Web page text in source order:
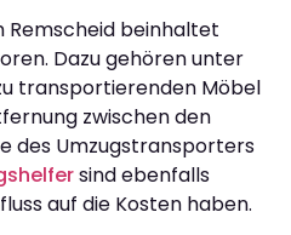
Remscheid beinhaltet
Dazu gehören unter
transportierenden Möbel
zwischen den
des Umzugstransporters
sind ebenfalls
auf die Kosten haben.